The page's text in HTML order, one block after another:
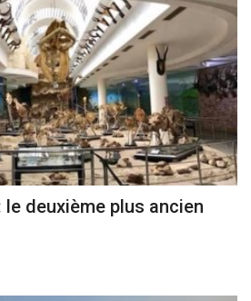
le deuxième plus ancien